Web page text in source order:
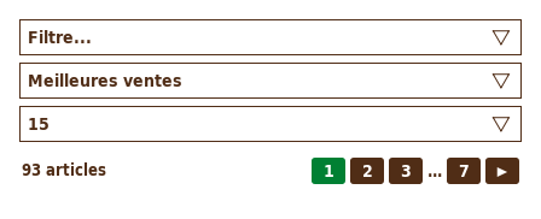
93 articles 1 2 3 ... 7 ►